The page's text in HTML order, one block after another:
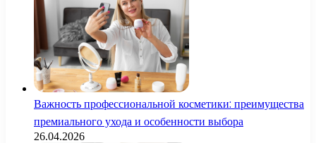
Важность профессиональной косметики: преимущества
премиального ухода и особенности выбора
26.04.2026